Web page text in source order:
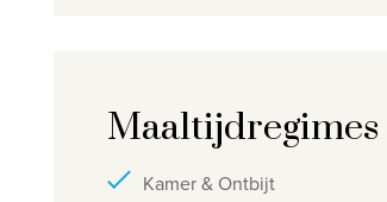
Maaltijdregimes
Kamer & Ontbijt